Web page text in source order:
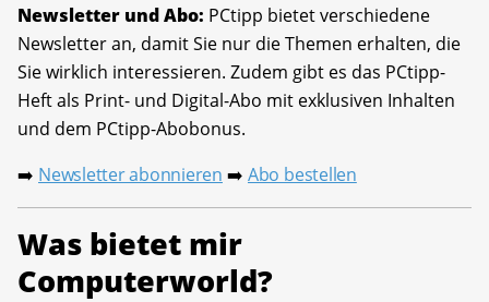
Newsletter und Abo: PCtipp bietet verschiedene
Newsletter an, damit Sie nur die Themen erhalten, die
Sie wirklich interessieren. Zudem gibt es das PCtipp-
Heft als Print- und Digital-Abo mit exklusiven Inhalten
und dem PCtipp-Abobonus.
➡️ Newsletter abonnieren ➡️ Abo bestellen
Was bietet mir
Computerworld?